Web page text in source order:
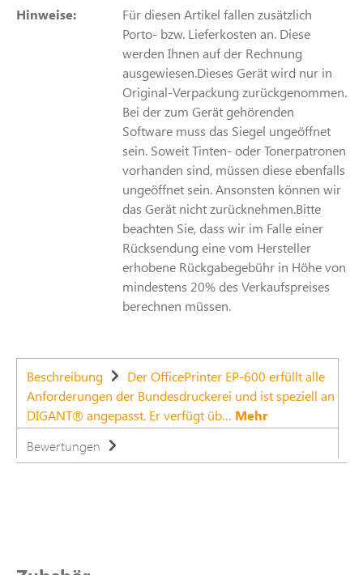
Hinweise:
Für diesen Artikel fallen zusätzlich
Porto- bzw. Lieferkosten an. Diese
werden Ihnen auf der Rechnung
ausgewiesen.Dieses Gerät wird nur in
Original-Verpackung zurückgenommen.
Bei der zum Gerät gehörenden
Software muss das Siegel ungeöffnet
sein. Soweit Tinten- oder Tonerpatronen
vorhanden sind, müssen diese ebenfalls
ungeöffnet sein. Ansonsten können wir
das Gerät nicht zurücknehmen.Bitte
beachten Sie, dass wir im Falle einer
Rücksendung eine vom Hersteller
erhobene Rückgabegebühr in Höhe von
mindestens 20% des Verkaufspreises
berechnen müssen.
Beschreibung
Der OfficePrinter EP-600 erfüllt alle
Anforderungen der Bundesdruckerei und ist speziell an
DIGANT® angepasst. Er verfügt üb… Mehr
Bewertungen
Produktgalerie überspringen